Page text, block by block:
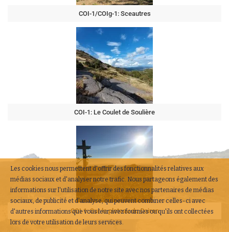
COI-1/COIg-1: Sceautres
COI-1: Le Coulet de Soulière
COI-1: Sur le plateau du Coiron
Les cookies nous permettent d'offrir des fonctionnalités relatives aux
médias sociaux et d'analyser notre trafic. Nous partageons également des
informations sur l'utilisation de notre site avec nos partenaires de médias
sociaux, de publicité et d'analyse, qui peuvent combiner celles-ci avec
d'autres informations que vous leur avez fournies ou qu'ils ont collectées
lors de votre utilisation de leurs services.